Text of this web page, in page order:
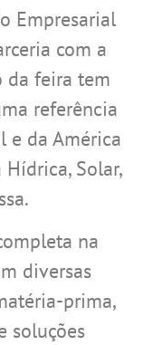
Empresarial
com a
da feira tem
referência
e da América
Solar,
na
diversas
prima,
soluções